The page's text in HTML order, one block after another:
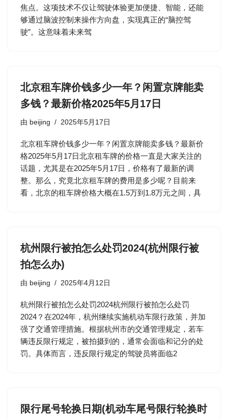
焦点。这项技术不仅让驾驶体验更加便捷、智能，还能
够通过脑波控制来操作方向盘，实现真正的“脑控驾
驶”。这意味着未来驾
北京租车牌价钱多少一年？闲置京牌能卖
多钱？最新价格2025年5月17日
由 beijing 2025年5月17日
北京租车牌价钱多少一年？闲置京牌能卖多钱？最新价
格2025年5月17日北京租车牌的价格一直是大家关注的
话题，尤其是在2025年5月17日，价格有了最新的调
整。那么，究竟北京租车牌的费用是多少呢？目前来
看，北京的租车牌价格大概在1.5万到1.8万元之间，具
杭州限行被拍怎么处罚2024(杭州限行被
拍怎么办)
由 beijing 2025年4月12日
杭州限行被拍怎么处罚2024杭州限行被拍怎么处罚
2024？在2024年，杭州继续实施机动车限行政策，并加
强了交通管理措施。根据杭州市的交通管理规定，若车
辆违反限行规定，被拍摄到的，通常会面临和记分的处
罚。具体而言，违反限行规定的驾驶员将面临2
限行尾号轮换日期(机动车尾号限行轮换时